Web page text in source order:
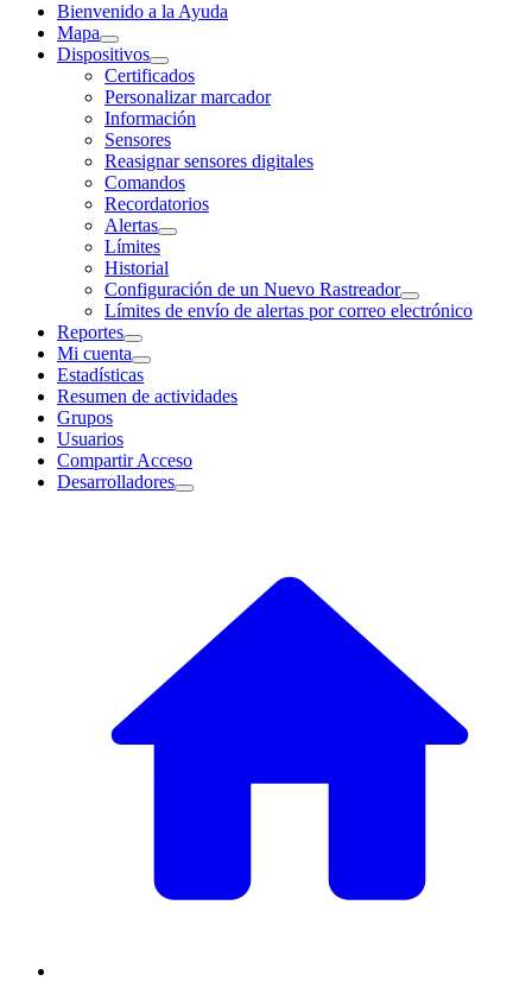
Bienvenido a la Ayuda
Mapa
Dispositivos
Certificados
Personalizar marcador
Información
Sensores
Reasignar sensores digitales
Comandos
Recordatorios
Alertas
Límites
Historial
Configuración de un Nuevo Rastreador
Límites de envío de alertas por correo electrónico
Reportes
Mi cuenta
Estadísticas
Resumen de actividades
Grupos
Usuarios
Compartir Acceso
Desarrolladores